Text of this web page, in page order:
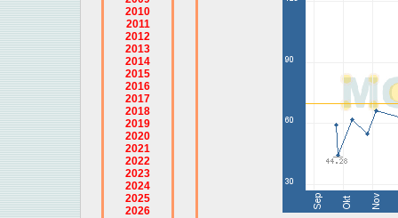
2010
2011
2012
2013
2014
2015
2016
2017
2018
2019
2020
2021
2022
2023
2024
2025
2026